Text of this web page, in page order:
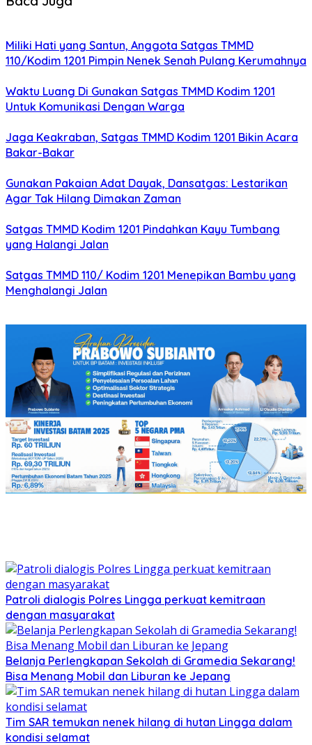
Miliki Hati yang Santun, Anggota Satgas TMMD
110/Kodim 1201 Pimpin Nenek Senah Pulang Kerumahnya
Waktu Luang Di Gunakan Satgas TMMD Kodim 1201
Untuk Komunikasi Dengan Warga
Jaga Keakraban, Satgas TMMD Kodim 1201 Bikin Acara
Bakar-Bakar
Gunakan Pakaian Adat Dayak, Dansatgas: Lestarikan
Agar Tak Hilang Dimakan Zaman
Satgas TMMD Kodim 1201 Pindahkan Kayu Tumbang
yang Halangi Jalan
Satgas TMMD 110/ Kodim 1201 Menepikan Bambu yang
Menghalangi Jalan
Patroli dialogis Polres Lingga perkuat kemitraan
dengan masyarakat
Belanja Perlengkapan Sekolah di Gramedia Sekarang!
Bisa Menang Mobil dan Liburan ke Jepang
Tim SAR temukan nenek hilang di hutan Lingga dalam
kondisi selamat